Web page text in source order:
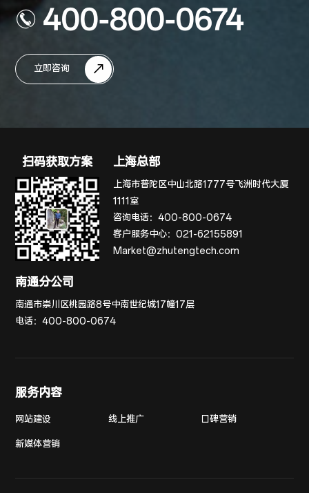
400-800-0674
立即咨询
扫码获取方案 上海总部
上海市普陀区中山北路1777号飞洲时代大厦
1111室
咨询电话：400-800-0674
客户服务中心：021-62155891
Market@zhutengtech.com
南通分公司
南通市崇川区桃园路8号中南世纪城17幢17层
电话：400-800-0674
服务内容
网站建设 线上推广 口碑营销
新媒体营销